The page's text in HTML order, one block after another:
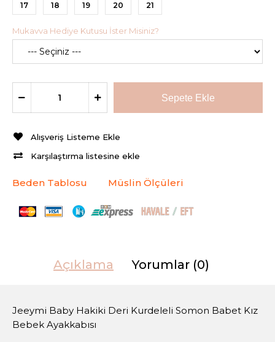
17 18 19 20 21
Mukavva Hediye Kutusu İster Misiniz?
Alışveriş Listeme Ekle
Karşılaştırma listesine ekle
Beden Tablosu Müslin Ölçüleri
Açıklama Yorumlar (0)
Jeeymi Baby Hakiki Deri Kurdeleli Somon Babet Kız
Bebek Ayakkabısı